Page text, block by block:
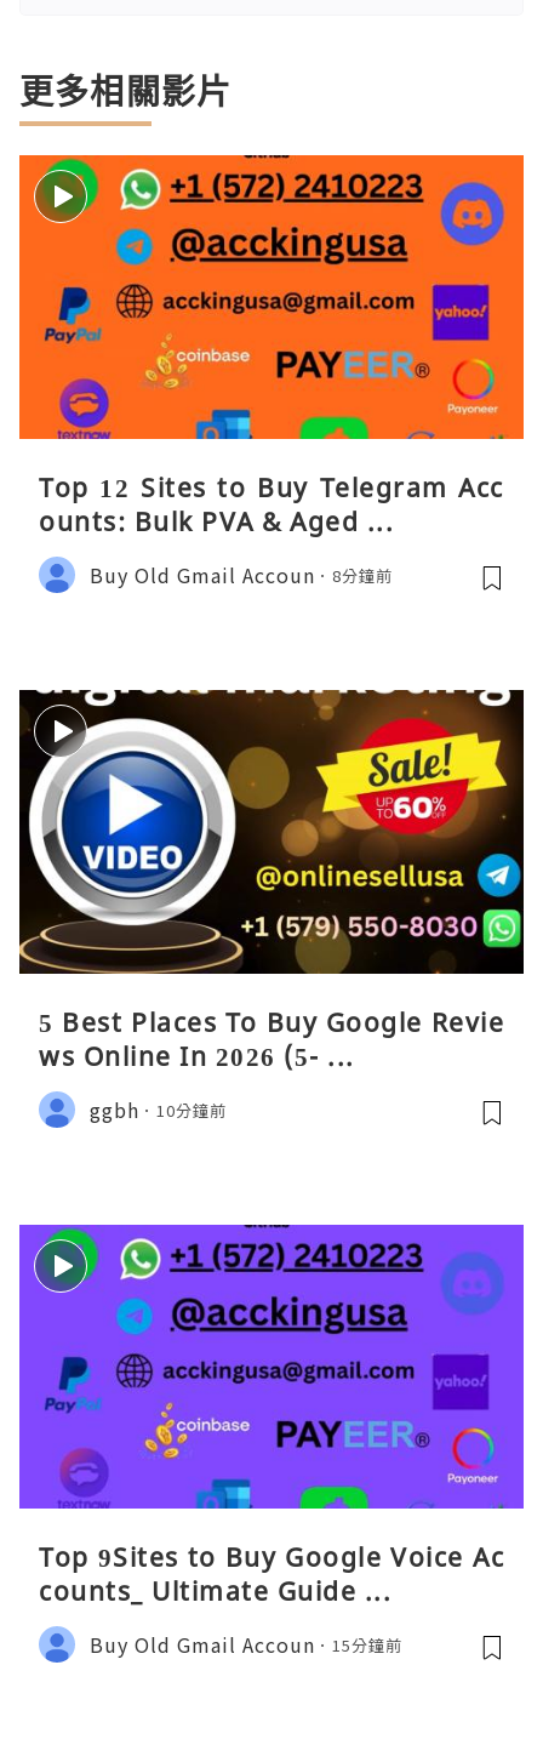
更多相關影片
Top 12 Sites to Buy Telegram Acc
ounts: Bulk PVA & Aged ...
Buy Old Gmail Accoun 8分鐘前
5 Best Places To Buy Google Revie
ws Online In 2026 (5- ...
ggbh 10分鐘前
Top 9Sites to Buy Google Voice Ac
counts_ Ultimate Guide ...
Buy Old Gmail Accoun 15分鐘前